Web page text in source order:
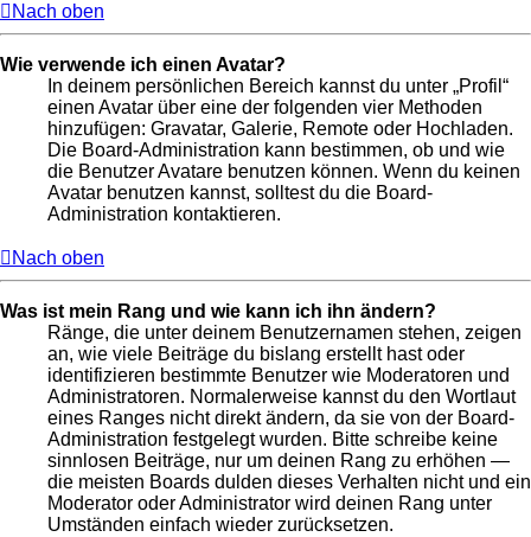
Nach oben
Wie verwende ich einen Avatar?
In deinem persönlichen Bereich kannst du unter „Profil“
einen Avatar über eine der folgenden vier Methoden
hinzufügen: Gravatar, Galerie, Remote oder Hochladen.
Die Board-Administration kann bestimmen, ob und wie
die Benutzer Avatare benutzen können. Wenn du keinen
Avatar benutzen kannst, solltest du die Board-
Administration kontaktieren.
Nach oben
Was ist mein Rang und wie kann ich ihn ändern?
Ränge, die unter deinem Benutzernamen stehen, zeigen
an, wie viele Beiträge du bislang erstellt hast oder
identifizieren bestimmte Benutzer wie Moderatoren und
Administratoren. Normalerweise kannst du den Wortlaut
eines Ranges nicht direkt ändern, da sie von der Board-
Administration festgelegt wurden. Bitte schreibe keine
sinnlosen Beiträge, nur um deinen Rang zu erhöhen —
die meisten Boards dulden dieses Verhalten nicht und ein
Moderator oder Administrator wird deinen Rang unter
Umständen einfach wieder zurücksetzen.